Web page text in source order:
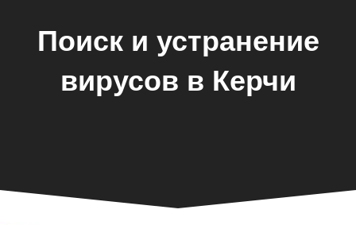
Поиск и устранение
вирусов в Керчи